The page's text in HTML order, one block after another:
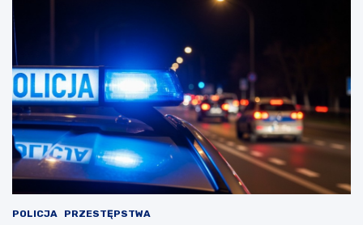
POLICJA PRZESTĘPSTWA